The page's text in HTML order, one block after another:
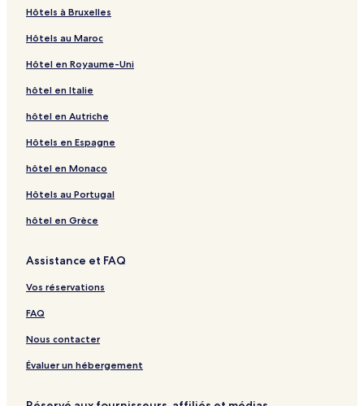
Hôtels à Bruxelles
Hôtels au Maroc
Hôtel en Royaume-Uni
hôtel en Italie
hôtel en Autriche
Hôtels en Espagne
hôtel en Monaco
Hôtels au Portugal
hôtel en Grèce
Assistance et FAQ
Vos réservations
FAQ
Nous contacter
Évaluer un hébergement